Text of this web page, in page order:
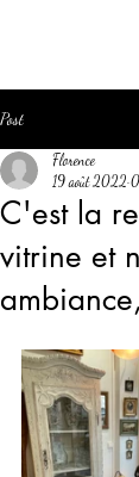
Post
C'est la
vitrine et
Florence
19 août 2022